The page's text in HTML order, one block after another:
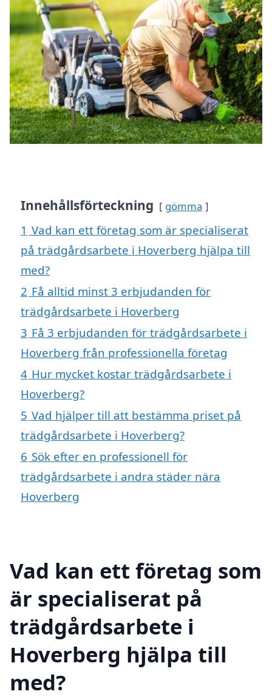
Innehållsförteckning gömma
1 Vad kan ett företag som är specialiserat
på trädgårdsarbete i Hoverberg hjälpa till
med?
2 Få alltid minst 3 erbjudanden för
trädgårdsarbete i Hoverberg
3 Få 3 erbjudanden för trädgårdsarbete i
Hoverberg från professionella företag
4 Hur mycket kostar trädgårdsarbete i
Hoverberg?
5 Vad hjälper till att bestämma priset på
trädgårdsarbete i Hoverberg?
6 Sök efter en professionell för
trädgårdsarbete i andra städer nära
Hoverberg
Vad kan ett företag som
är specialiserat på
trädgårdsarbete i
Hoverberg hjälpa till
med?